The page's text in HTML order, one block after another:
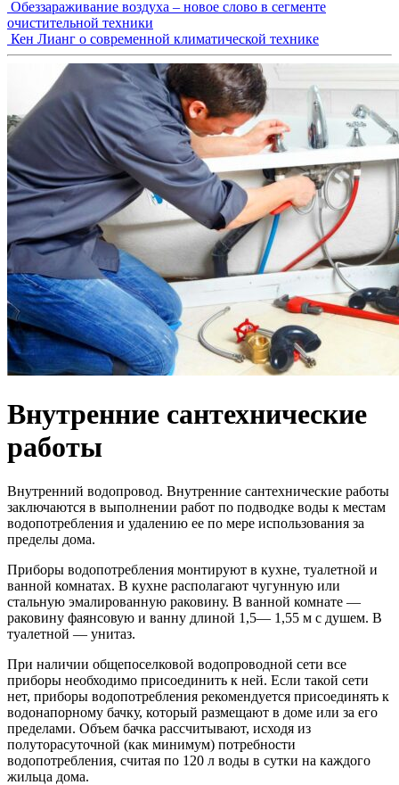
Обеззараживание воздуха – новое слово в сегменте
очистительной техники
Кен Лианг о современной климатической технике
Внутренние сантехнические
работы
Внутренний водопровод. Внутренние сантехнические работы
заключаются в выполнении работ по подводке воды к местам
водопотребления и удалению ее по мере использования за
пределы дома.
Приборы водопотребления монтируют в кухне, туалетной и
ванной комнатах. В кухне располагают чугунную или
стальную эмалированную раковину. В ванной комнате —
раковину фаянсовую и ванну длиной 1,5— 1,55 м с душем. В
туалетной — унитаз.
При наличии общепоселковой водопроводной сети все
приборы необходимо присоединить к ней. Если такой сети
нет, приборы водопотребления рекомендуется присоединять к
водонапорному бачку, который размещают в доме или за его
пределами. Объем бачка рассчитывают, исходя из
полуторасуточной (как минимум) потребности
водопотребления, считая по 120 л воды в сутки на каждого
жильца дома.